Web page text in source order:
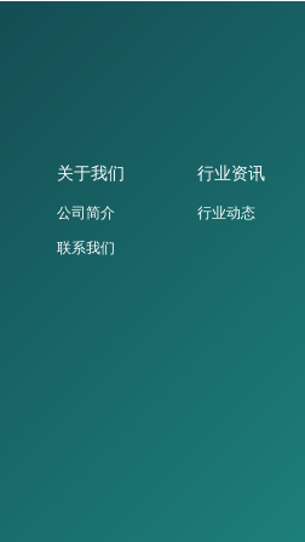
关于我们
公司简介
联系我们
行业资讯
行业动态